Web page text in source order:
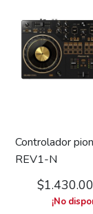
Controlador
REV1-N
¡No